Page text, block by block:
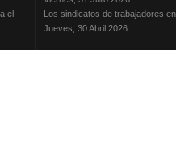
el
Los sindicatos de trabajadores en
Jueves, 30 Abril 2026
La humillación a los vencidos:
Jueves, 15 Enero 2026